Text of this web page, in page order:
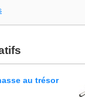
au trésor